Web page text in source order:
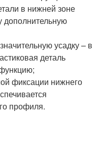
в нижней зоне
дополнительную
усадку – в
деталь
фиксации нижнего
профиля.